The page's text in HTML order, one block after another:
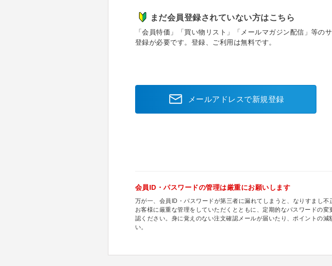
まだ会員登録されていない方はこちら
「会員特価」「買い物リスト」「メールマガジン配信」等
登録が必要です。登録、ご利用は無料です。
メールアドレスで新規登録
会員ID・パスワードの管理は厳重にお願いします
万が一、会員ID・パスワードが第三者に漏れてしまうと、なりすまし不
お客様に厳重な管理をしていただくとともに、定期的なパスワードの
認ください。身に覚えのない注文確認メールが届いたり、ポイントの
い。